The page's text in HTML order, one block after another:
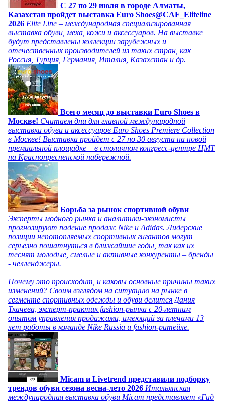
C 27 по 29 июля в городе Алматы,
Казахстан пройдет выставка Euro Shoes@CAF_Eliteline
2026 Elite Line – международная специализированная
выставка обуви, меха, кожи и аксессуаров. На выставке
будут представлены коллекции зарубежных и
отечественных производителей из таких стран, как
Россия, Турция, Германия, Италия, Казахстан и др.
Всего месяц до выставки Euro Shoes в
Москве! Считаем дни для главной международной
выставки обуви и аксессуаров Euro Shoes Premiere Collection
в Москве! Выставка пройдет с 27 по 30 августа на новой
премиальной площадке – в столичном конгресс-центре ЦМТ
на Краснопресненской набережной.
Борьба за рынок спортивной обуви
Эксперты модного рынка и аналитики-экономисты
прогнозируют падение продаж Nike и Adidas. Лидерские
позиции непотопляемых спортивных гигантов могут
серьезно пошатнуться в ближайшие годы, так как их
теснят молодые, смелые и активные конкуренты – бренды
- челленджеры.
Почему это происходит, и каковы основные причины таких
изменений? Своим взглядом на ситуацию на рынке в
сегменте спортивных одежды и обуви делится Дания
Ткачева, эксперт-практик fashion-рынка с 20-летним
опытом управления продажами, имеющий за плечами 13
лет работы в команде Nike Russia и fashion-ритейле.
Micam и Livetrend представили подборку
трендов обуви сезона весна-лето 2026 Итальянская
международная выставка обуви Micam представляет «Гид